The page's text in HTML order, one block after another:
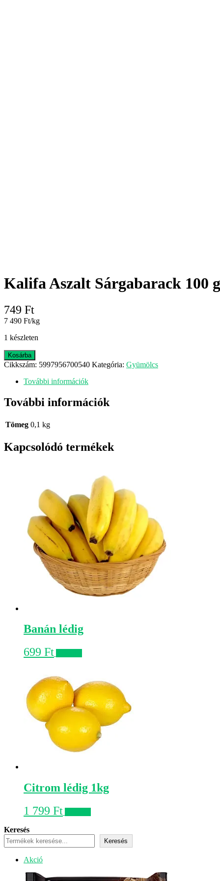
Kalifa Aszalt Sárgabarack 100 g
749 Ft
7 490 Ft/kg
1 készleten
Kalifa
Aszalt
mennyiség
Kosárba
Cikkszám: 5997956700540 Kategória: Gyümölcs
További információk
További információk
Tömeg 0,1 kg
Kapcsolódó termékek
Banán lédig
699 Ft
Citrom lédig 1kg
1 799 Ft
Keresés
Keresés
AkcióAkciós